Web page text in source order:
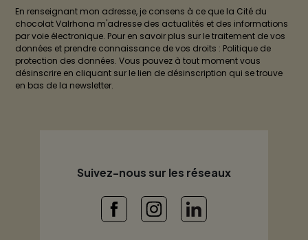
En renseignant mon adresse, je consens à ce que la Cité du
chocolat Valrhona m'adresse des actualités et des informations
par voie électronique. Pour en savoir plus sur le traitement de vos
données et prendre connaissance de vos droits : Politique de
protection des données. Vous pouvez à tout moment vous
désinscrire en cliquant sur le lien de désinscription qui se trouve
en bas de la newsletter.
Suivez-nous sur les réseaux